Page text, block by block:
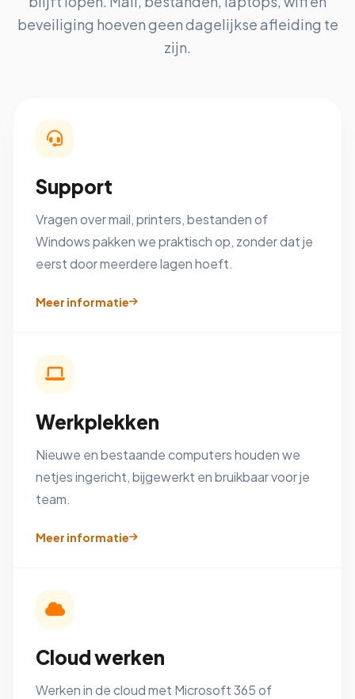
beveiliging hoeven geen dagelijkse afleiding te
zijn.
Support
Vragen over mail, printers, bestanden of
Windows pakken we praktisch op, zonder dat je
eerst door meerdere lagen hoeft.
Meer informatie
Werkplekken
Nieuwe en bestaande computers houden we
netjes ingericht, bijgewerkt en bruikbaar voor je
team.
Meer informatie
Cloud werken
Werken in de cloud met Microsoft 365 of